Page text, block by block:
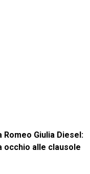
Giulia Diesel:
occhio alle clausole